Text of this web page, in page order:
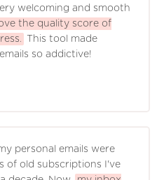
welcoming and smooth
the quality score of
This tool made
so addictive!
personal emails were
of old subscriptions I've